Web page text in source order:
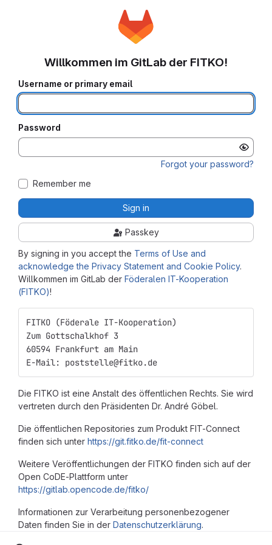
Willkommen im GitLab der Föderalen IT-Kooperation
(FITKO)!
FITKO (Föderale IT-Kooperation)
Zum Gottschalkhof 3
60594 Frankfurt am Main
E-Mail: poststelle@fitko.de
Die FITKO ist eine Anstalt des öffentlichen Rechts. Sie wird
vertreten durch den Präsidenten Dr. André Göbel.
Die öffentlichen Repositories zum Produkt FIT-Connect
finden sich unter https://git.fitko.de/fit-connect
Weitere Veröffentlichungen der FITKO finden sich auf der
Open CoDE-Plattform unter
https://gitlab.opencode.de/fitko/
Informationen zur Verarbeitung personenbezogener
Daten finden Sie in der Datenschutzerklärung.
Willkommen im GitLab der FITKO!
Username or primary email
Password
Forgot your password?
Remember me
Sign in
Passkey
By signing in you accept the Terms of Use and
acknowledge the Privacy Statement and Cookie Policy.